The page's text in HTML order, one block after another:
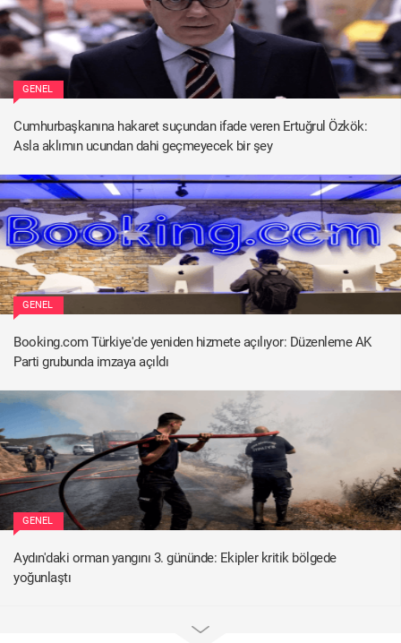
GENEL
Cumhurbaşkanına hakaret suçundan ifade veren Ertuğrul Özkök:
Asla aklımın ucundan dahi geçmeyecek bir şey
GENEL
Booking.com Türkiye'de yeniden hizmete açılıyor: Düzenleme AK
Parti grubunda imzaya açıldı
GENEL
Aydın'daki orman yangını 3. gününde: Ekipler kritik bölgede
yoğunlaştı